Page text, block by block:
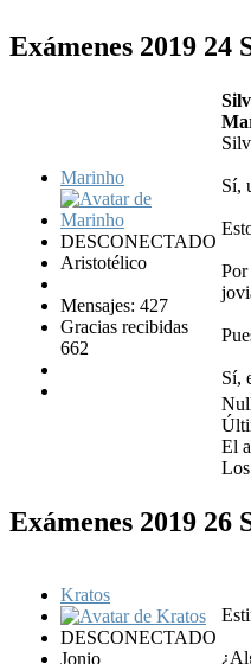
Exámenes 2019 24
Marinho
DESCONECTADO
Aristotélico
Mensajes: 427
Gracias recibidas
662
Sí,
Por
Sí,
El
Exámenes 2019 26
Kratos
DESCONECTADO
Jonio